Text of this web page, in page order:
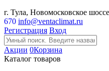
г. Тула, Новомосковское
670 info@ventaclimat.ru
Регистрация Вход
Акции 0Корзина
Каталог товаров